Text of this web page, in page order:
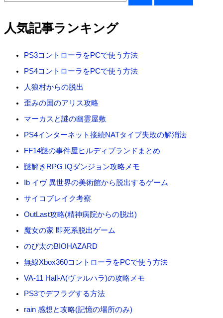
対
象
人気記事ランキング
PS3コントローラをPCで使う方法
PS4コントローラをPCで使う方法
人狼村からの脱出
歪みの国のアリス攻略
マーカスと謎の幽霊屋敷
PS4インターネット接続NATタイプ失敗の解消法
FF14謎の事件屋ヒルディブランドまとめ
謎解きRPG IQダンジョン攻略メモ
Ib イヴ 異世界の美術館から脱出するゲーム
サイコブレイク考察
OutLast攻略(精神病院からの脱出)
魔女の家 即死系脱出ゲーム
のび太のBIOHAZARD
無線Xbox360コントローラをPCで使う方法
VA-11 Hall-A(ヴァルハラ)の攻略メモ
PS3でデフラグする方法
rain 感想と攻略(記憶の場所のみ)